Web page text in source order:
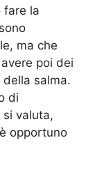
fare la
ma che
poi dei
salma.
di
valuta,
opportuno